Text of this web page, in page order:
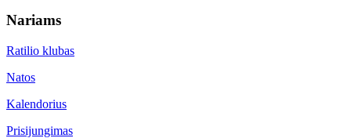
Nariams
Ratilio klubas
Natos
Kalendorius
Prisijungimas